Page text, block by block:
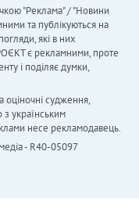
"Реклама" / "Новини
та публікуються на
які в них
є рекламними, проте
і поділяє думки,
оціночні судження,
українським
несе рекламодавець.
- R40-05097